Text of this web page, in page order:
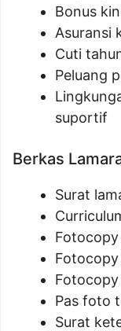
Bonus
Asuransi
Cuti
Peluang
suportif
Berkas
Surat
Fotocopy
Fotocopy
Fotocopy
Pas foto
Surat